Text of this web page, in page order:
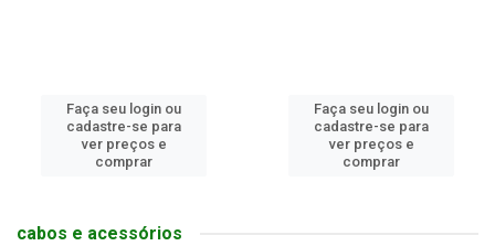
Faça seu login ou
cadastre-se para
ver preços e
comprar
Faça seu login ou
cadastre-se para
ver preços e
comprar
cabos e acessórios